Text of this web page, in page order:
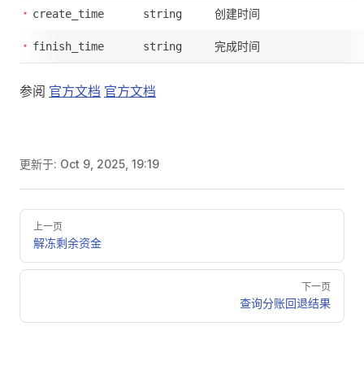
create_time string 创建时间
finish_time string 完成时间
参阅 官方文档 官方文档
更新于: Oct 9, 2025, 19:19
Pager
上一页
解冻剩余资金
下一页
查询分账回退结果